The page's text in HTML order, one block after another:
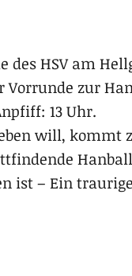
des HSV am
Vorrunde zur
13 Uhr.
will, kommt
ist – Ein